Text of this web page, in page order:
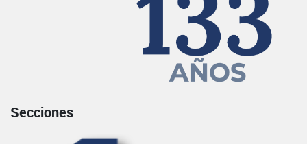
Secciones